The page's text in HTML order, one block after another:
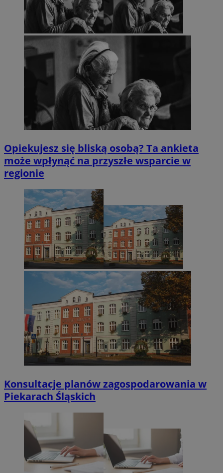
Opiekujesz się bliską osobą? Ta ankieta
może wpłynąć na przyszłe wsparcie w
regionie
Konsultacje planów zagospodarowania w
Piekarach Śląskich